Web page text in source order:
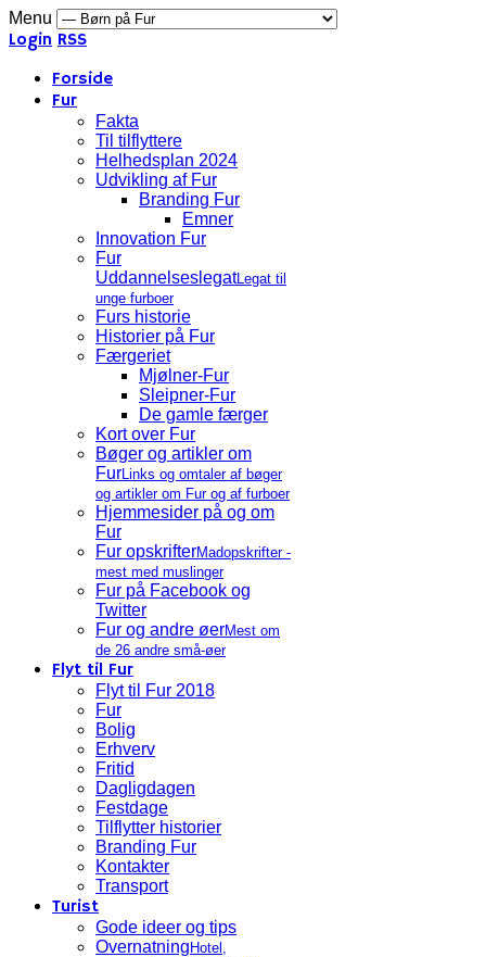
Menu
Login RSS
Forside
Fur
Fakta
Til tilflyttere
Helhedsplan 2024
Udvikling af Fur
Branding Fur
Emner
Innovation Fur
Fur
UddannelseslegatLegat til
unge furboer
Furs historie
Historier på Fur
Færgeriet
Mjølner-Fur
Sleipner-Fur
De gamle færger
Kort over Fur
Bøger og artikler om
FurLinks og omtaler af bøger
og artikler om Fur og af furboer
Hjemmesider på og om
Fur
Fur opskrifterMadopskrifter -
mest med muslinger
Fur på Facebook og
Twitter
Fur og andre øerMest om
de 26 andre små-øer
Flyt til Fur
Flyt til Fur 2018
Fur
Bolig
Erhverv
Fritid
Dagligdagen
Festdage
Tilflytter historier
Branding Fur
Kontakter
Transport
Turist
Gode ideer og tips
Overnatning Hotel,